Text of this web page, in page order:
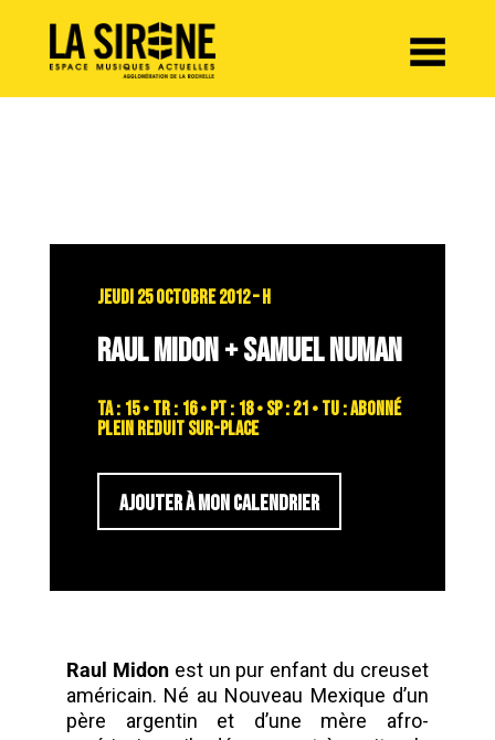
JEUDI 25 OCTOBRE 2012 – H
RAUL MIDON + SAMUEL NUMAN
TA : 15 • TR : 16 • PT : 18 • SP : 21 • TU : abonné
plein reduit sur-place
AJOUTER À MON CALENDRIER
Raul Midonest un pur enfant du creuset
américain. Né au Nouveau Mexique d’un
père argentin et d’une mère afro-